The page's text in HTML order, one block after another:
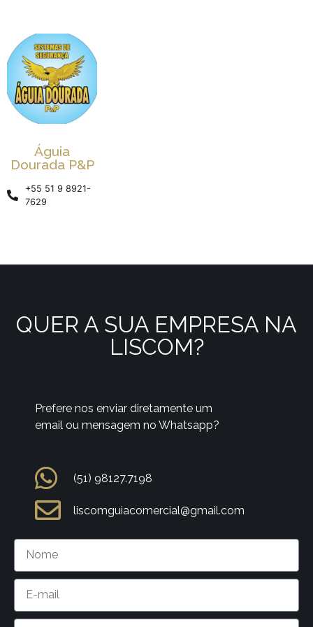
Águia
Dourada P&P
+55 51 9 8921-
7629
QUER A SUA EMPRESA NA
LISCOM?
Prefere nos enviar diretamente um
email ou mensagem no Whatsapp?
(51) 98127.7198
liscomguiacomercial@gmail.com